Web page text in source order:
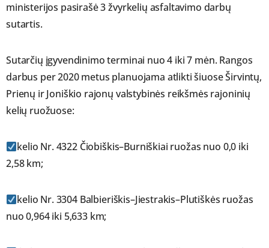
ministerijos pasirašė 3 žvyrkelių asfaltavimo darbų
sutartis.
Sutarčių įgyvendinimo terminai nuo 4 iki 7 mėn. Rangos
darbus per 2020 metus planuojama atlikti šiuose Širvintų,
Prienų ir Joniškio rajonų valstybinės reikšmės rajoninių
kelių ruožuose:
kelio Nr. 4322 Čiobiškis–Burniškiai ruožas nuo 0,0 iki
2,58 km;
kelio Nr. 3304 Balbieriškis–Jiestrakis–Plutiškės ruožas
nuo 0,964 iki 5,633 km;